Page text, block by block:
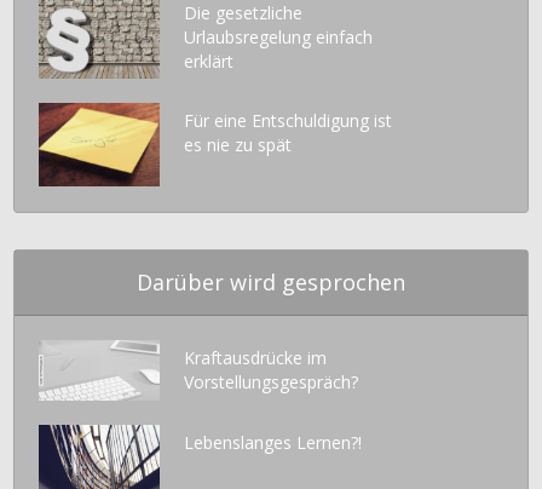
Die gesetzliche
Urlaubsregelung einfach
erklärt
Für eine Entschuldigung ist
es nie zu spät
Darüber wird gesprochen
Kraftausdrücke im
Vorstellungsgespräch?
Lebenslanges Lernen?!